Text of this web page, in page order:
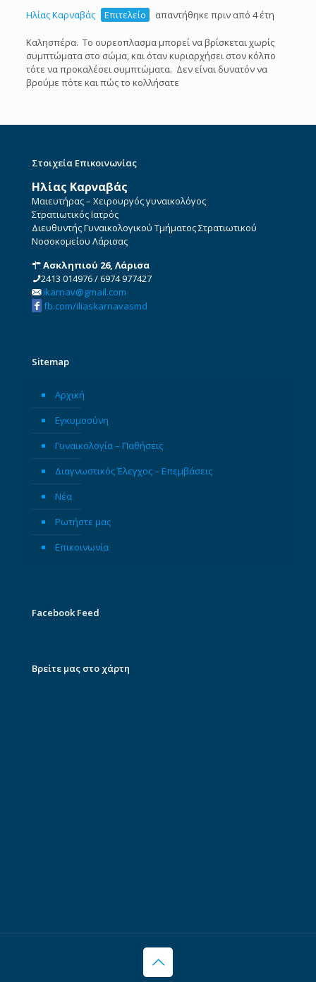
Ηλίας Καρναβάς Επιτελείο απαντήθηκε πριν από 4 έτη
Καλησπέρα. Το ουρεοπλασμα μπορεί να βρίσκεται χωρίς
συμπτώματα στο σώμα, και όταν κυριαρχήσει στον κόλπο
τότε να προκαλέσει συμπτώματα. Δεν είναι δυνατόν να
βρούμε πότε και πώς το κολλήσατε
Στοιχεία Επικοινωνίας
Ηλίας Καρναβάς
Μαιευτήρας – Χειρουργός γυναικολόγος
Στρατιωτικός Ιατρός
Διευθυντής Γυναικολογικού Τμήματος Στρατιωτικού
Νοσοκομείου Λάρισας
Ασκληπιού 26, Λάρισα
2413 014976/6974 977427
ikarnav@gmail.com
fb.com/iliaskarnavasmd
Sitemap
Αρχική
Εγκυμοσύνη
Γυναικολογία – Παθήσεις
Διαγνωστικός Έλεγχος – Επεμβάσεις
Νέα
Ρωτήστε μας
Επικοινωνία
Facebook Feed
Βρείτε μας στο χάρτη